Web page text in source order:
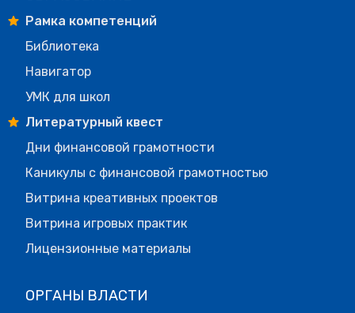
Рамка компетенций
Библиотека
Навигатор
УМК для школ
Литературный квест
Дни финансовой грамотности
Каникулы с финансовой грамотностью
Витрина креативных проектов
Витрина игровых практик
Лицензионные материалы
ОРГАНЫ ВЛАСТИ